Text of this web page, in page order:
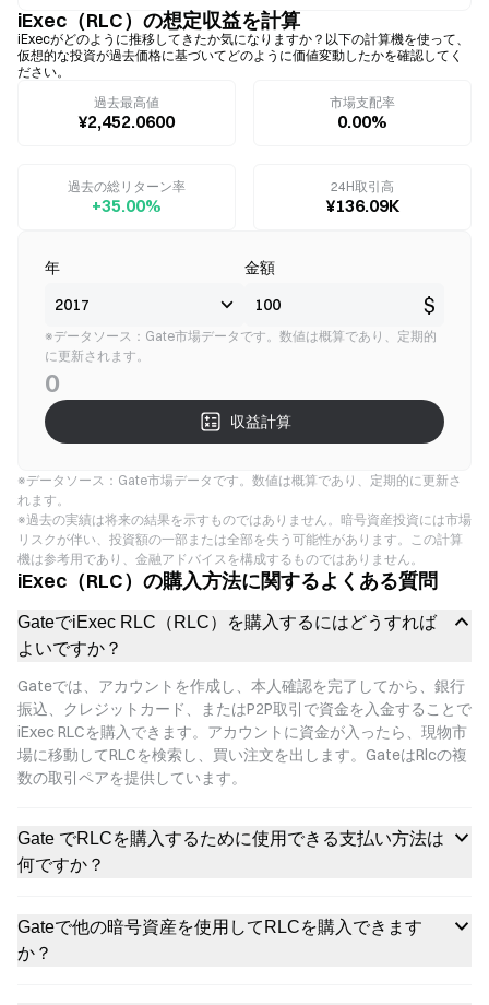
iExec（RLC）の想定収益を計算
iExecがどのように推移してきたか気になりますか？以下の計算機を使って、
仮想的な投資が過去価格に基づいてどのように価値変動したかを確認してく
ださい。
過去最高値
¥2,452.0600
市場支配率
0.00%
過去の総リターン率
+35.00%
24H取引高
¥136.09K
年 金額
$
※データソース：Gate市場データです。数値は概算であり、定期的
に更新されます。
0
収益計算
※データソース：Gate市場データです。数値は概算であり、定期的に更新さ
れます。
※過去の実績は将来の結果を示すものではありません。暗号資産投資には市場
リスクが伴い、投資額の一部または全部を失う可能性があります。この計算
機は参考用であり、金融アドバイスを構成するものではありません。
iExec（RLC）の購入方法に関するよくある質問
GateでiExec RLC（RLC）を購入するにはどうすれば
よいですか？
Gateでは、アカウントを作成し、本人確認を完了してから、銀行
振込、クレジットカード、またはP2P取引で資金を入金することで
iExec RLCを購入できます。アカウントに資金が入ったら、現物市
場に移動してRLCを検索し、買い注文を出します。GateはRlcの複
数の取引ペアを提供しています。
Gate でRLCを購入するために使用できる支払い方法は
何ですか？
Gateで他の暗号資産を使用してRLCを購入できます
か？